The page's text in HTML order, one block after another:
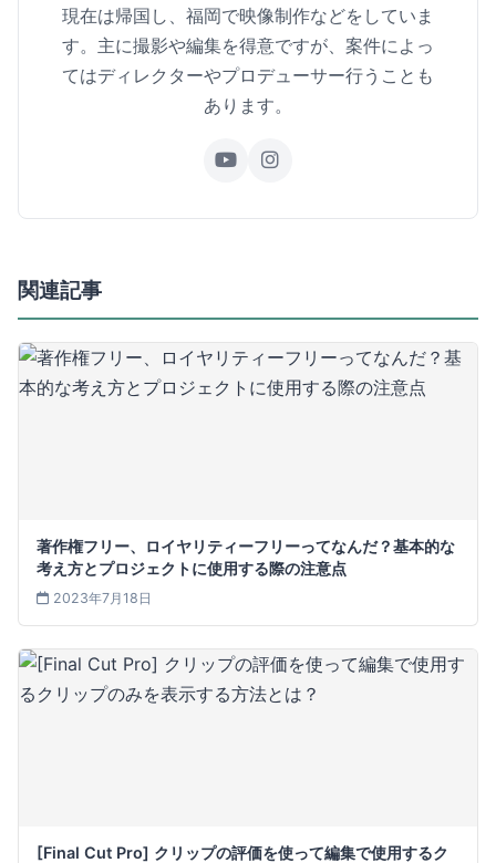
現在は帰国し、福岡で映像制作などをしていま
す。主に撮影や編集を得意ですが、案件によっ
てはディレクターやプロデューサー行うことも
あります。
関連記事
著作権フリー、ロイヤリティーフリーってなんだ？基本的な
考え方とプロジェクトに使用する際の注意点
2023年7月18日
[Final Cut Pro] クリップの評価を使って編集で使用するク